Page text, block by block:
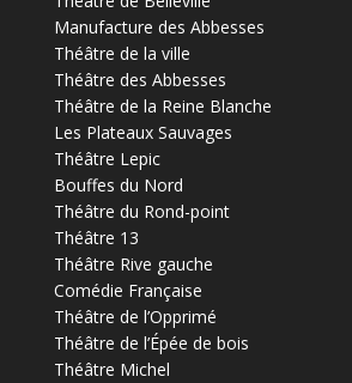
Manufacture des Abbesses
Théâtre de la ville
Théâtre des Abbesses
Théâtre de la Reine Blanche
Les Plateaux Sauvages
Théâtre Lepic
Bouffes du Nord
Théâtre du Rond-point
Théâtre 13
Théâtre Rive gauche
Comédie Française
Théâtre de l’Opprimé
Théâtre de l’Épée de bois
Théâtre Michel